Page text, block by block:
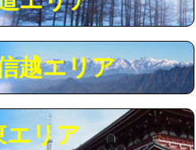
管・銅
+8,800円
し作業） 11,000円~
66,000円
越エリア
エリア